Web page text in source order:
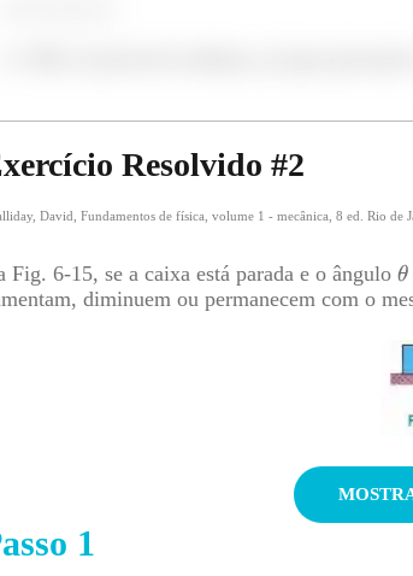
Fat máxima é menor que a força aplicada,
Resolvido #2
David, Fundamentos de física, volume 1 - mecânica, 8 ed. Rio de
Fig. 6-15, se a caixa está parada e o ângulo
diminuem ou permanecem com o
1